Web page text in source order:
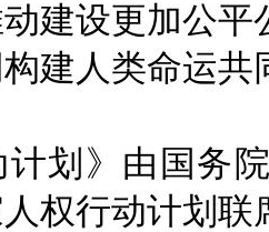
建设更加公
建人类命运共
》由国务院
权行动计划